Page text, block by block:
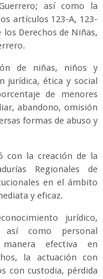
así como la
artículos 123-A, 123-
los Derechos de Niñas,
de niñas, niños y
jurídica, ética y social
de menores
abandono, omisión
formas de abuso y
con la creación de la
Regionales de
en el ámbito
y eficaz.
jurídico,
así como personal
efectiva en
la actuación con
con custodia, pérdida